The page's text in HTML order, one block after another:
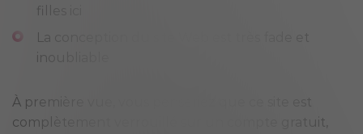
filles ici
La conception du site Web est très fade et
inoubliable
À première vue, vous penseriez que ce site est
complètement verrouillé sur un compte gratuit,